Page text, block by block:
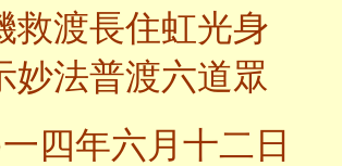
救渡長住虹光身
妙法普渡六道眾
四年六月十二日